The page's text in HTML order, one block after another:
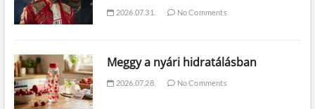
2026.07.31. No Comments
Meggy a nyári hidratálásban
2026.07.28. No Comments